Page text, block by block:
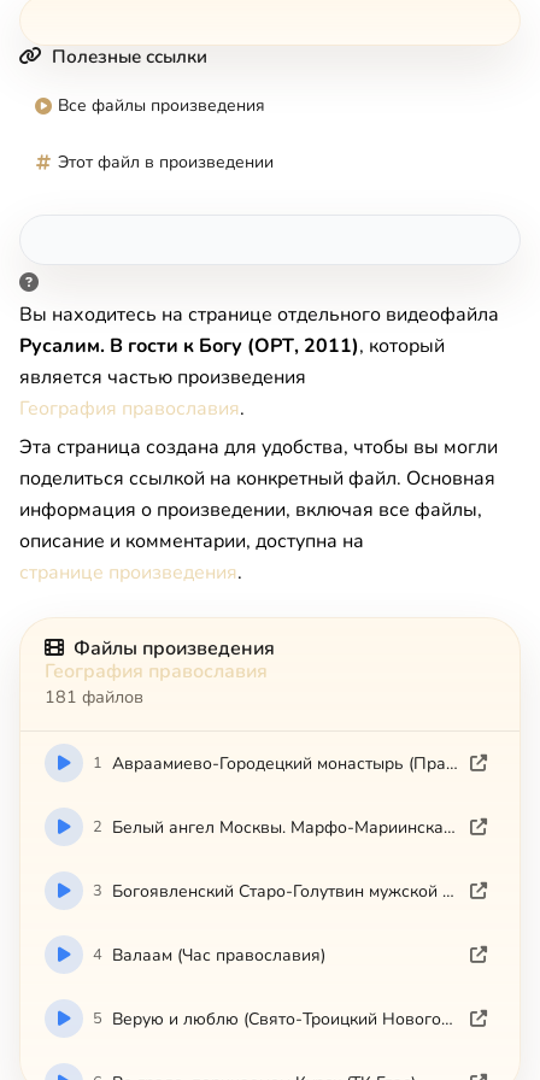
Полезные ссылки
Все файлы произведения
Этот файл в произведении
Вы находитесь на странице отдельного видеофайла
Русалим. В гости к Богу (ОРТ, 2011), который
является частью произведения
География православия.
Эта страница создана для удобства, чтобы вы могли
поделиться ссылкой на конкретный файл. Основная
информация о произведении, включая все файлы,
описание и комментарии, доступна на
странице произведения.
Файлы произведения
География православия
181 файлов
1 Авраамиево-Городецкий монастырь (Православные памятники земли Костромской)
2 Белый ангел Москвы. Марфо-Мариинская обитель
3 Богоявленский Старо-Голутвин мужской монастырь (Коломна)
4 Валаам (Час православия)
5 Верую и люблю (Свято-Троицкий Новоголутвин женск.монастырь)